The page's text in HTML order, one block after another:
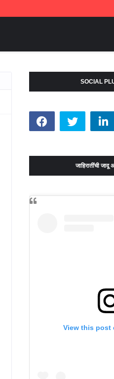
SOCIAL
जाहिरातींची जादू
View this post